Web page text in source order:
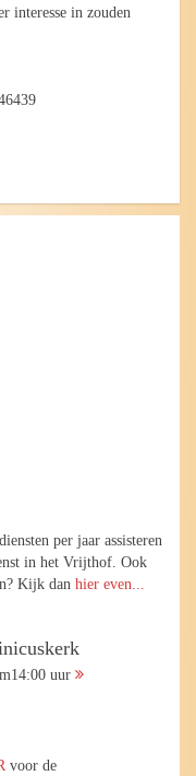
interesse in zouden
per jaar assisteren
in het Vrijthof. Ook
Kijk dan hier even...
uur
voor de